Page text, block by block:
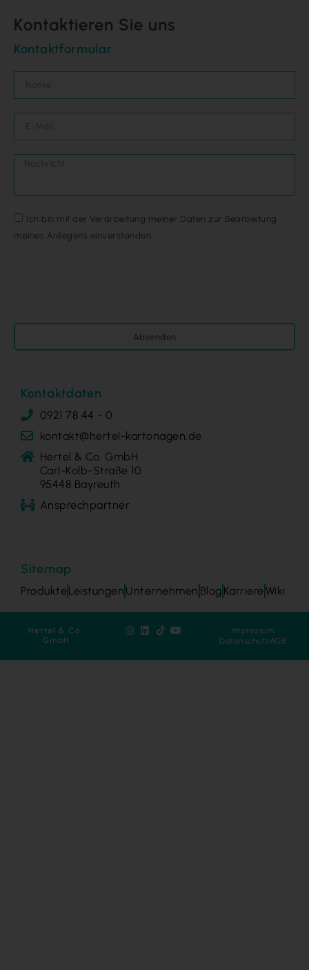
Kontaktieren Sie uns
Kontaktformular
Ich bin mit der Verarbeitung meiner Daten zur Bearbeitung
meines Anliegens einverstanden.
Absenden
Kontaktdaten
0921 78 44 - 0
kontakt@hertel-kartonagen.de
Hertel & Co. GmbH
Carl-Kolb-Straße 10
95448 Bayreuth
Ansprechpartner
Sitemap
Produkte Leistungen Unternehmen Blog Karriere Wiki
Hertel & Co.
GmbH
Impressum
DatenschutzAGB